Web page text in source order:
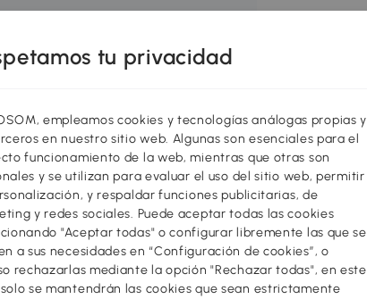
y funcional! Redecora o
muebles de diseño al mejor
varios estilos para sentirte
a tu hogar! Puedes hacer tu
mejorar el salón,
estancia que necesites con
Prográmelo para
una bienvenida cálida. Mantiene
tu privacidad
empleamos cookies y tecnologías análogas propias y
en nuestro sitio web. Algunas son esenciales para el
funcionamiento de la web, mientras que otras son
y se utilizan para evaluar el uso del sitio web, permitir
y respaldar funciones publicitarias, de
y redes sociales. Puede aceptar todas las cookies
"Aceptar todas" o configurar libremente las que se
a sus necesidades en “Configuración de cookies”, o
rechazarlas mediante la opción "Rechazar todas", en este
se mantendrán las cookies que sean estrictamente